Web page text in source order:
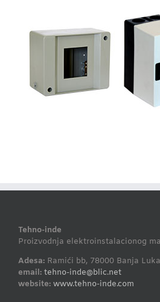
Tehno-inde
Proizvodnja elektroinstalacionog
Adesa: Ramići bb, 78000 Banja Luka
email: tehno-inde@blic.net
website: www.tehno-inde.com